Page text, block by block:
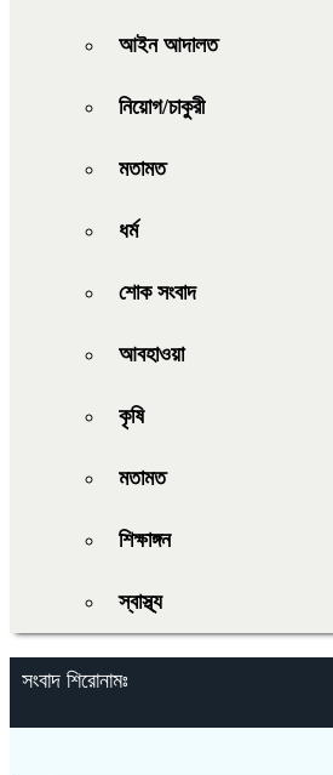
আইন আদালত
নিয়োগ/চাকুরী
মতামত
ধর্ম
শোক সংবাদ
আবহাওয়া
কৃষি
মতামত
শিক্ষাঙ্গন
স্বাস্থ্য
সংবাদ শিরোনামঃ